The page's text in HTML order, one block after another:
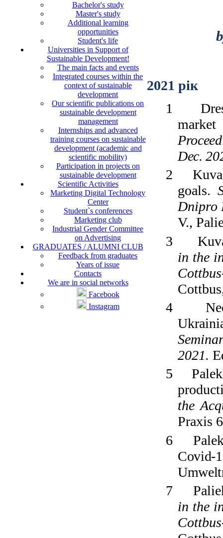
Bachelor's study
Master's study
Additional learning
opportunities
Student's life
Universities in Support of
Sustainable Development!
The main facts and events
Integrated courses within the
context of sustainable
development
Our scientific publications on
sustainable development
management
Internships and advanced
training courses on sustainable
development (academic and
scientific mobility)
Participation in projects on
sustainable development
Scientific Activities
Marketing Digital Technology
Center
Student`s conferences
Marketing club
Industrial Gender Committee
on Advertising
GRADUATES / ALUMNI CLUB
Feedback from graduates
Years of issue
Contacts
We are in social networks
Facebook
Instagram
2021 рік
1
Dec.
2
goals.
Dnipro
V.,
3
in the
Cottbus
4
2021.
5
the
Praxis
6
Covid-
7
in the